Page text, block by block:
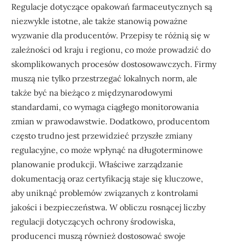
Regulacje dotyczące opakowań farmaceutycznych są
niezwykle istotne, ale także stanowią poważne
wyzwanie dla producentów. Przepisy te różnią się w
zależności od kraju i regionu, co może prowadzić do
skomplikowanych procesów dostosowawczych. Firmy
muszą nie tylko przestrzegać lokalnych norm, ale
także być na bieżąco z międzynarodowymi
standardami, co wymaga ciągłego monitorowania
zmian w prawodawstwie. Dodatkowo, producentom
często trudno jest przewidzieć przyszłe zmiany
regulacyjne, co może wpłynąć na długoterminowe
planowanie produkcji. Właściwe zarządzanie
dokumentacją oraz certyfikacją staje się kluczowe,
aby uniknąć problemów związanych z kontrolami
jakości i bezpieczeństwa. W obliczu rosnącej liczby
regulacji dotyczących ochrony środowiska,
producenci muszą również dostosować swoje